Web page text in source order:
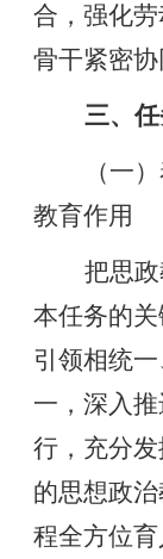
合，强化
骨干紧密协
三、
（一
教育作用
把思
本任务的
引领相统
一，深入
行，充分
的思想政
程全方位育